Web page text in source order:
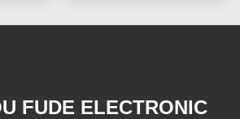
FUDE ELECTRONIC